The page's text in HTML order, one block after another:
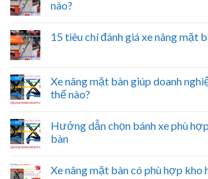
nào?
15 tiêu chí đánh giá xe nâng mặt
Xe nâng mặt bàn giúp doanh
thế nào?
Hướng dẫn chọn bánh xe phù
bàn
Xe nâng mặt bàn có phù hợp kho